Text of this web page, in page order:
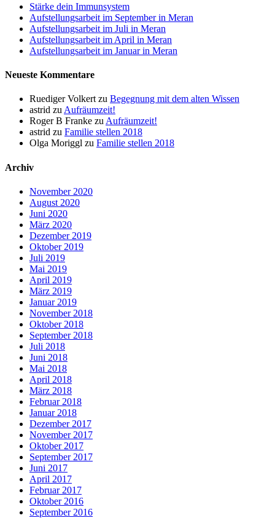
Stärke dein Immunsystem
Aufstellungsarbeit im September in Meran
Aufstellungsarbeit im Juli in Meran
Aufstellungsarbeit im April in Meran
Aufstellungsarbeit im Januar in Meran
Neueste Kommentare
Ruediger Volkertzu Begegnung mit dem alten Wissen
astrid zuAufräumzeit!
Roger B Franke zuAufräumzeit!
astrid zu Familie stellen 2018
Olga Moriggl zu Familie stellen 2018
Archiv
November 2020
August 2020
Juni 2020
März 2020
Dezember 2019
Oktober 2019
Juli 2019
Mai 2019
April 2019
März 2019
Januar 2019
November 2018
Oktober 2018
September 2018
Juli 2018
Juni 2018
Mai 2018
April 2018
März 2018
Februar 2018
Januar 2018
Dezember 2017
November 2017
Oktober 2017
September 2017
Juni 2017
April 2017
Februar 2017
Oktober 2016
September 2016